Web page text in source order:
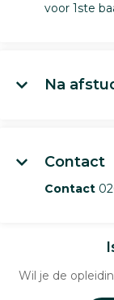
voor 1ste
Na
Contact
Contact
Wil je de